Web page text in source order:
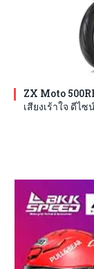
ZX Moto
เสียงเร้าใจ ดีไ